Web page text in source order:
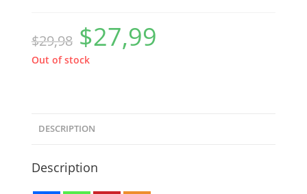
$29,98 $27,99
Out of stock
DESCRIPTION
Description